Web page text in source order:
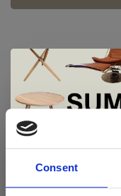
Consent
Harvink
Splinter salontafel
De Summer